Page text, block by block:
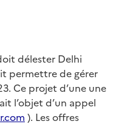
délester Delhi
permettre de gérer
Ce projet d’une une
l’objet d’un appel
). Les offres